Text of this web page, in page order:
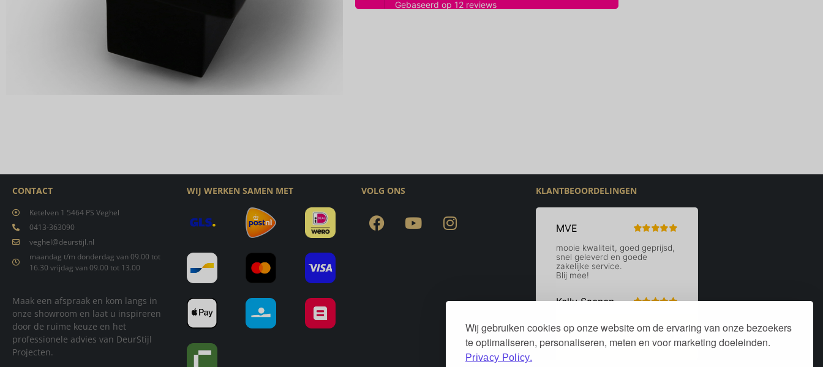
Wij gebruiken cookies op onze website om de ervaring van onze bezoekers
te optimaliseren, personaliseren, meten en voor marketing doeleinden.
Privacy Policy.
CONTACT
Ketelven 1 5464 PS Veghel
0413-363090
veghel@deurstijl.nl
maandag t/m donderdag van 09.00 tot
16.30 vrijdag van 09.00 tot 13.00
Maak een afspraak en kom langs in
onze showroom en laat u inspireren
door de ruime keuze en het
professionele advies van DeurStijl
Projecten.
WIJ WERKEN SAMEN MET VOLG ONS KLANTBEOORDELINGEN